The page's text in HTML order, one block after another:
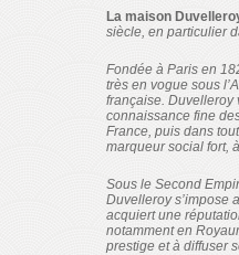
La maison
siècle, en particulier
Fondée à Paris en
très en vogue sous
française. Duvelleroy
connaissance fine
France, puis dans
marqueur social fort,
Sous le Second
Duvelleroy s’impose
acquiert une
notamment en
prestige et à diffuser